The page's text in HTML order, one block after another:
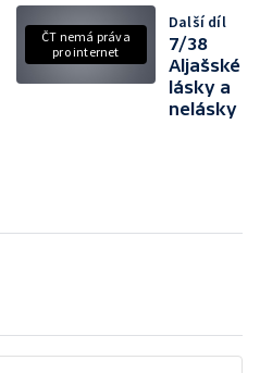
ČT nemá práva
pro internet
Další díl
7/38
Aljašské
lásky a
nelásky